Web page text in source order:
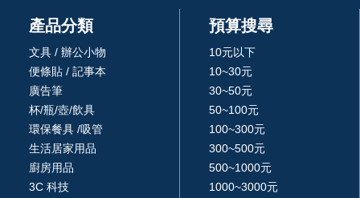
產品分類
文具 / 辦公小物
便條貼 / 記事本
廣告筆
杯/瓶/壺/飲具
環保餐具 /吸管
生活居家用品
廚房用品
3C 科技
預算搜尋
10元以下
10~30元
30~50元
50~100元
100~300元
300~500元
500~1000元
1000~3000元